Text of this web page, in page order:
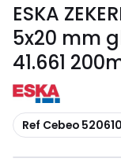
ESKA
5x20 mm
41.661
Kopiëren
Ref Cebeo 520610